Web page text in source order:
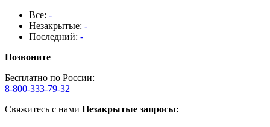
Все: -
Незакрытые: -
Последний: -
Позвоните
Бесплатно по России:
8-800-333-79-32
Свяжитесь с нами Незакрытые запросы: